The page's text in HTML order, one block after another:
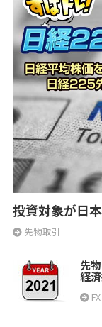
投資対象が日
先物取引
先
経
FX